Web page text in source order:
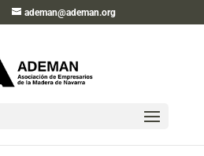
ademan@ademan.org